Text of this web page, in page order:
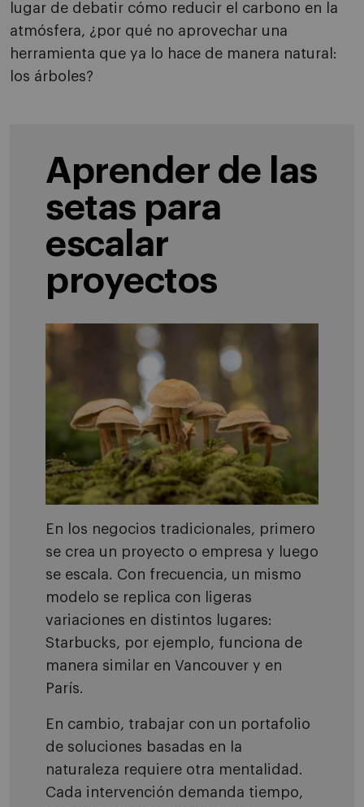
lugar de debatir cómo reducir el carbono en la
atmósfera, ¿por qué no aprovechar una
herramienta que ya lo hace de manera natural:
los árboles?
Aprender de las
setas para
escalar
proyectos
En los negocios tradicionales, primero
se crea un proyecto o empresa y luego
se escala. Con frecuencia, un mismo
modelo se replica con ligeras
variaciones en distintos lugares:
Starbucks, por ejemplo, funciona de
manera similar en Vancouver y en
París.
En cambio, trabajar con un portafolio
de soluciones basadas en la
naturaleza requiere otra mentalidad.
Cada intervención demanda tiempo,